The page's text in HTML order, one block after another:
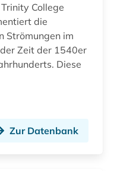
College
die
Strömungen im
Zeit der 1540er
Diese
Zur Datenbank